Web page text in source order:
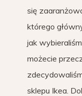
się
którego
jak
możecie
sklepu Ikea.